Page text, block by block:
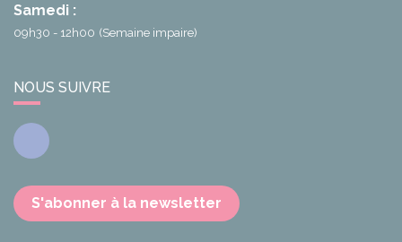
Samedi :
09h30 - 12h00 (Semaine impaire)
NOUS SUIVRE
Facebook
S'abonner à la newsletter